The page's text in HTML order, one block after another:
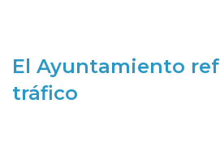
El Ayuntamiento
tráfico